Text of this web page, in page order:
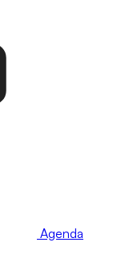
Agenda